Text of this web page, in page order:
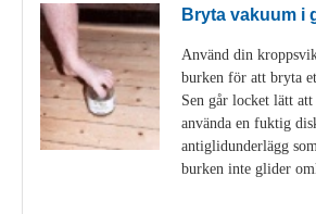
Bryta vakuum i
Använd din
burken för att bryta
Sen går locket lätt
använda en fuktig
antiglidunderlägg
burken inte glider